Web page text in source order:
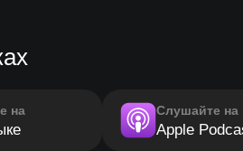
на Слушайте на
Apple